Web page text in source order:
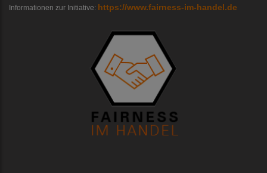
Informationen zur Initiative: https://www.fairness-im-handel.de